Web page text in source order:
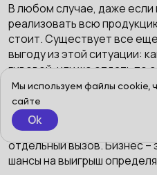
Мы используем файлы cookie,
сайте
Ok
В любом случае, даже если
реализовать всю
стоит. Существует все
выгоду из этой ситуации:
гивевей, или же отдать по
этом нуждается. Кроме
функционируют
которые помогают
разрабатывая
отдельный вызов. Бизнес –
шансы на выигрыш